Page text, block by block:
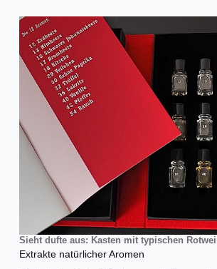
Sieht dufte aus: Kasten mit typischen
Extrakte natürlicher Aromen